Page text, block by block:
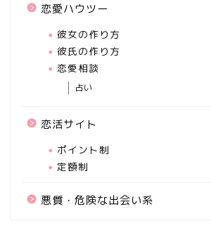
恋愛ハウツー
彼女の作り方
彼氏の作り方
恋愛相談
占い
恋活サイト
ポイント制
定額制
悪質・危険な出会い系